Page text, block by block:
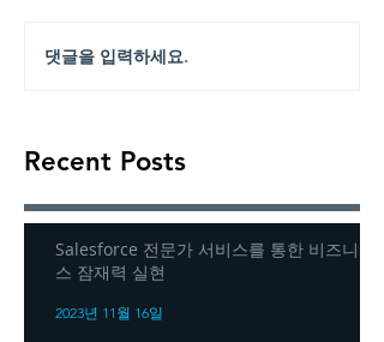
댓글을 입력하세요.
Recent Posts
Salesforce 전문가 서비스를 통한 비즈니
스 잠재력 실현
2023년 11월 16일